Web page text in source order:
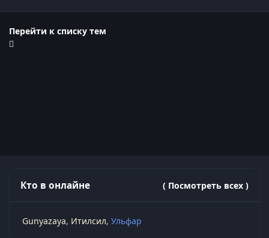
Перейти к списку тем
Кто в онлайне ( Посмотреть всех )
Gunyazaya Итилсил Ульфар